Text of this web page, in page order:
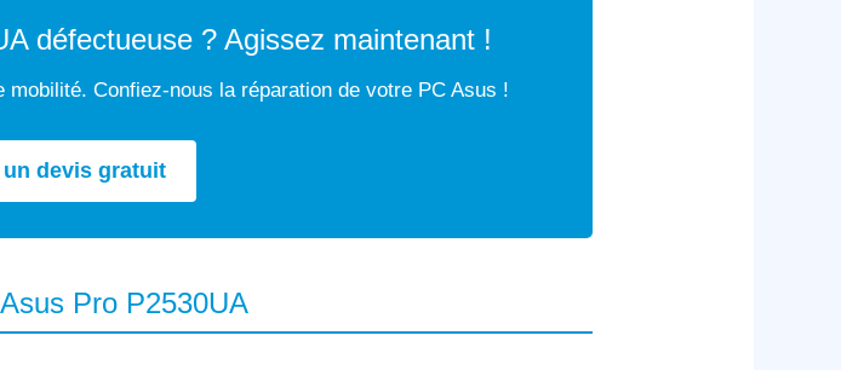
défectueuse ? Agissez maintenant !
Confiez-nous la réparation de votre PC Asus !
un devis gratuit
Pro P2530UA